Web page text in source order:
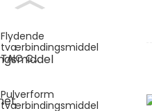
Flydende
tværbindingsmiddel
TAIC C...
Pulverform
tværbindingsmiddel